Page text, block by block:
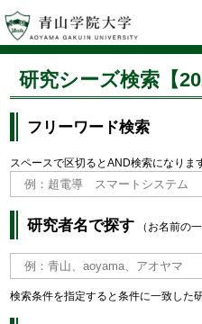
研究シーズ検索【
フリーワード検索
スペースで区切るとAND検索になりま
研究者名で探す （お名前の
検索条件を指定すると条件に一致した